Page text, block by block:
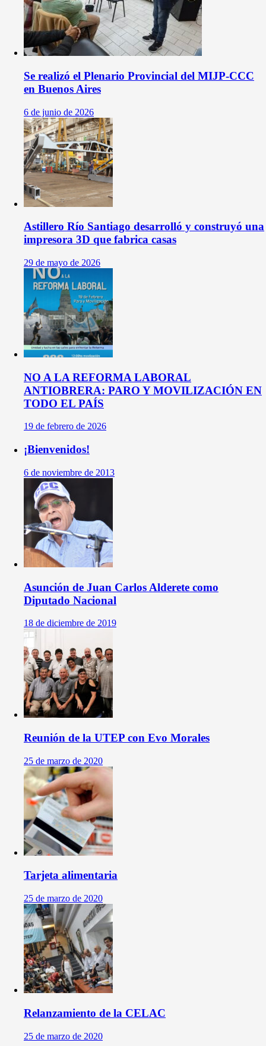
Se realizó el Plenario Provincial del MIJP-CCC
en Buenos Aires
6 de junio de 2026
Astillero Río Santiago desarrolló y construyó una
impresora 3D que fabrica casas
29 de mayo de 2026
NO A LA REFORMA LABORAL
ANTIOBRERA: PARO Y MOVILIZACIÓN EN
TODO EL PAÍS
19 de febrero de 2026
¡Bienvenidos!
6 de noviembre de 2013
Asunción de Juan Carlos Alderete como
Diputado Nacional
18 de diciembre de 2019
Reunión de la UTEP con Evo Morales
25 de marzo de 2020
Tarjeta alimentaria
25 de marzo de 2020
Relanzamiento de la CELAC
25 de marzo de 2020